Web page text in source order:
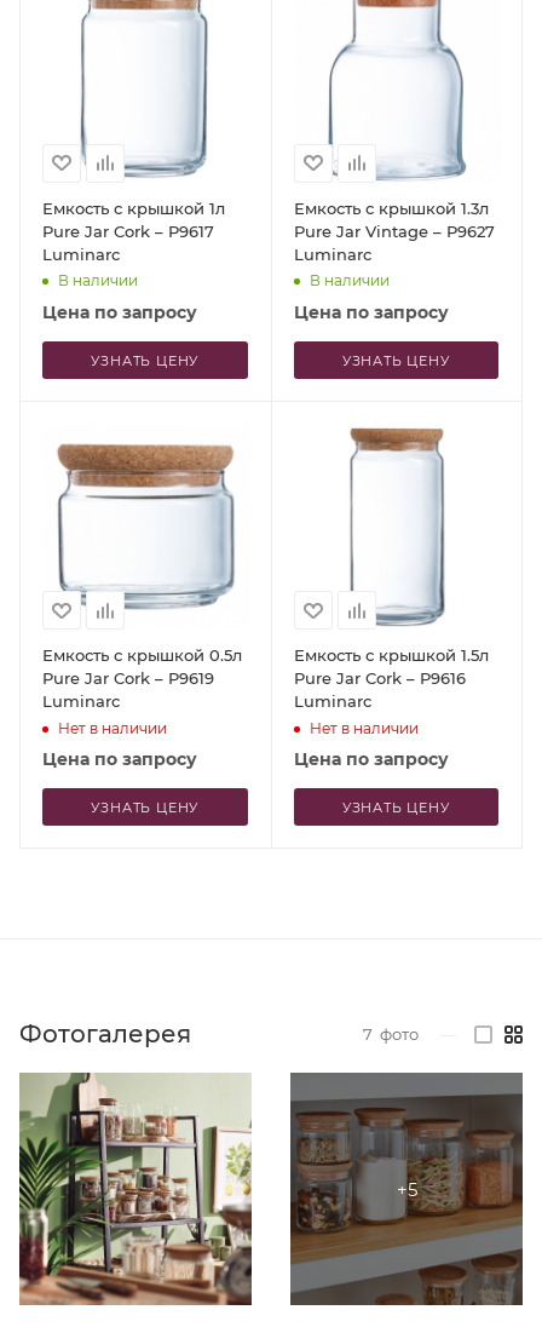
Емкость с крышкой 1л
Pure Jar Cork – P9617
Luminarc
В наличии
Цена по запросу
УЗНАТЬ ЦЕНУ
Емкость с крышкой 1.3л
Pure Jar Vintage – P9627
Luminarc
В наличии
Цена по запросу
УЗНАТЬ ЦЕНУ
Емкость с крышкой 0.5л
Pure Jar Cork – P9619
Luminarc
Нет в наличии
Цена по запросу
УЗНАТЬ ЦЕНУ
Емкость с крышкой 1.5л
Pure Jar Cork – P9616
Luminarc
Нет в наличии
Цена по запросу
УЗНАТЬ ЦЕНУ
Фотогалерея 7 фото